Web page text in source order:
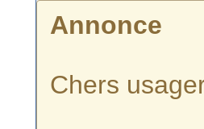
Annonce
Chers